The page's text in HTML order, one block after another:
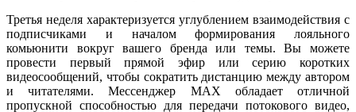
Третья неделя характеризуется углублением взаимодействия с
подписчиками и началом формирования лояльного
комьюнити вокруг вашего бренда или темы. Вы можете
провести первый прямой эфир или серию коротких
видеосообщений, чтобы сократить дистанцию между автором
и читателями. Мессенджер MAX обладает отличной
пропускной способностью для передачи потокового видео,